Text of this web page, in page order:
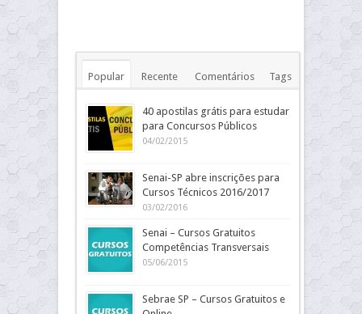
Popular Recente Comentários Tags
40 apostilas grátis para estudar
para Concursos Públicos
04/02/2015
Senai-SP abre inscrições para
Cursos Técnicos 2016/2017
03/02/2016
Senai – Cursos Gratuitos
Competências Transversais
05/06/2015
Sebrae SP – Cursos Gratuitos e